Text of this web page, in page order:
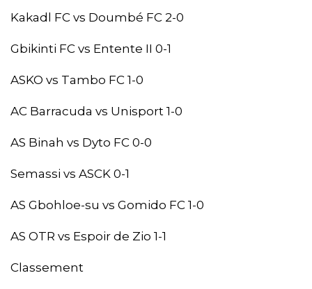
Kakadl FC vs Doumbé FC 2-0
Gbikinti FC vs Entente II 0-1
ASKO vs Tambo FC 1-0
AC Barracuda vs Unisport 1-0
AS Binah vs Dyto FC 0-0
Semassi vs ASCK 0-1
AS Gbohloe-su vs Gomido FC 1-0
AS OTR vs Espoir de Zio 1-1
Classement